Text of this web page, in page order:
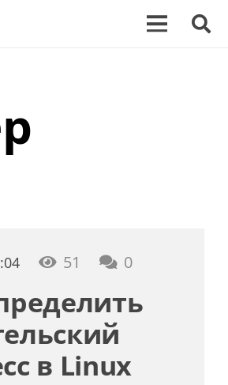
51 0
в Linux